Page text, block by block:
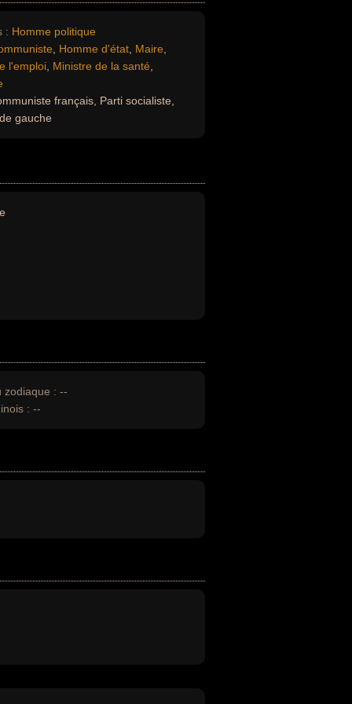
: Homme politique
Homme d'état Maire
l'emploi Ministre de la santé
français, Parti socialiste,
gauche
zodiaque : --
: --